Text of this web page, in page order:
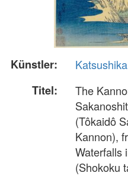
Künstler:
Titel:
The
(Tôkaidô
Kannon),
Waterfalls
(Shokoku